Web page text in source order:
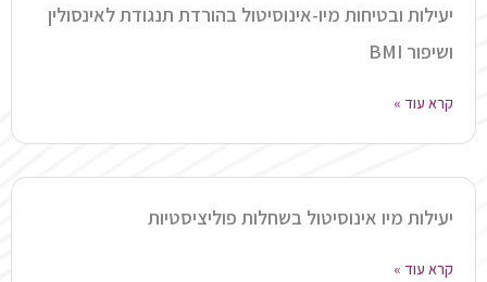
יעילות ובטיחות מיו-אינוסיטול בהורדת תנגודת לאינסולין
ושיפור BMI
קרא עוד »
יעילות מיו אינוסיטול בשחלות פוליציסטיות
קרא עוד »